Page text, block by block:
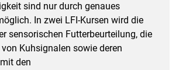
sind nur durch genaues
In zwei LFI-Kursen wird die
sensorischen Futterbeurteilung, die
Kuhsignalen sowie deren
den